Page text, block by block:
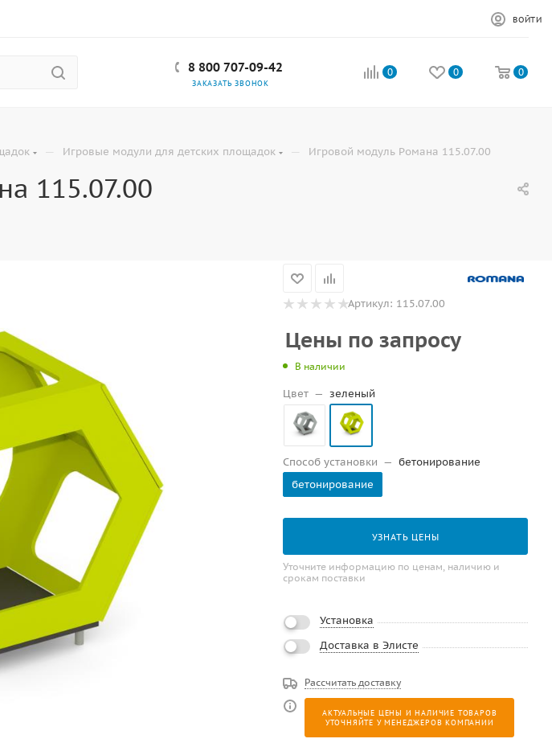
ВОЙТИ
8 800 707-09-42
ЗАКАЗАТЬ ЗВОНОК
0 0 0
— Игровые модули для детских площадок — Игровой модуль Романа 115.07.00
115.07.00
Артикул: 115.07.00
Цены по запросу
В наличии
Цвет — зеленый
Способ установки — бетонирование
бетонирование
УЗНАТЬ ЦЕНЫ
Уточните информацию по ценам, наличию и
срокам поставки
Установка
Доставка в Элисте
Рассчитать доставку
АКТУАЛЬНЫЕ ЦЕНЫ И НАЛИЧИЕ ТОВАРОВ
УТОЧНЯЙТЕ У МЕНЕДЖЕРОВ КОМПАНИИ